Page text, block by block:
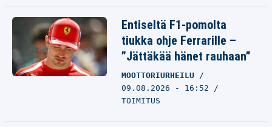
Entiseltä F1-pomolta
tiukka ohje Ferrarille –
”Jättäkää hänet rauhaan”
MOOTTORIURHEILU
09.08.2026 - 16:52
TOIMITUS